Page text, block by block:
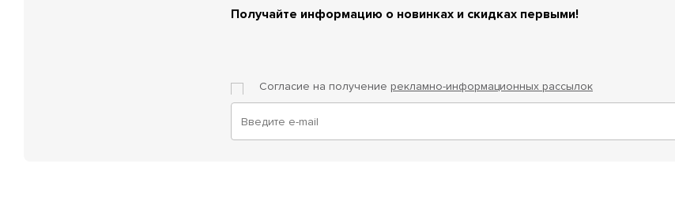
Получайте информацию о новинках и скидках первыми!
Согласие на получение рекламно-информационных рассылок